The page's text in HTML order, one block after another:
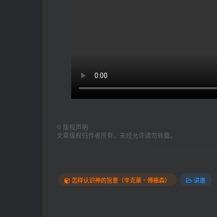
© 版权声明
文章版权归作者所有，未经允许请勿转载。
怎样认识神的旨意（辛克萊‧傅格森） 讲道